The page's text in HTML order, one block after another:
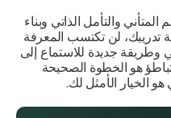
والتأمل الذاتي وبناء
تدريبك، لن تكتسب المعرفة
جديدة للاستماع إلى
هو الخطوة الصحيحة
الخيار الأمثل لك.